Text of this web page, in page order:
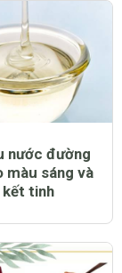
nước đường
màu sáng và
kết tinh